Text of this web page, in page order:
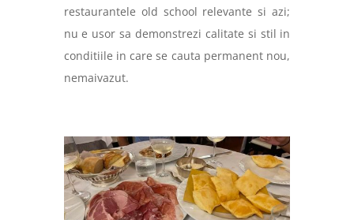
restaurantele old school relevante si azi;
nu e usor sa demonstrezi calitate si stil in
conditiile in care se cauta permanent nou,
nemaivazut.